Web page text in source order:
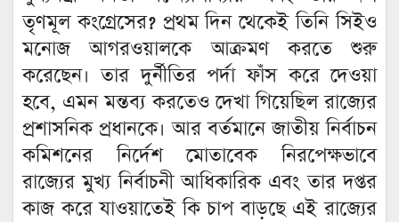
তৃণমূল কংগ্রেসের? প্রথম দিন থেকেই তিনি সিইও
মনোজ আগরওয়ালকে আক্রমণ করতে শুরু
করেছেন। তার দুর্নীতির পর্দা ফাঁস করে দেওয়া
হবে, এমন মন্তব্য করতেও দেখা গিয়েছিল রাজ্যের
প্রশাসনিক প্রধানকে। আর বর্তমানে জাতীয় নির্বাচন
কমিশনের নির্দেশ মোতাবেক নিরপেক্ষভাবে
রাজ্যের মুখ্য নির্বাচনী আধিকারিক এবং তার দপ্তর
কাজ করে যাওয়াতেই কি চাপ বাড়ছে এই রাজ্যের